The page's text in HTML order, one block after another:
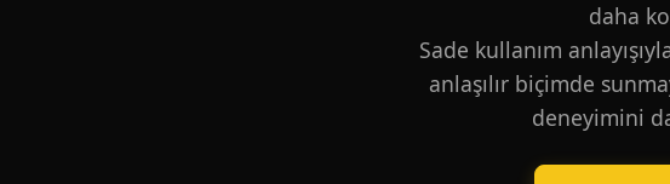
daha
Sade kullanım
anlaşılır biçimde
deneyimini